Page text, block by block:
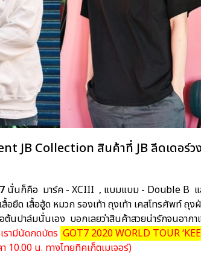
JB Collection สินค้าที่ JB ลีดเดอร์ว
นั่นก็คือ มาร์ค - XCIII , แบมแบม - Double B ️ แ
ยืด เสื้อฮู้ด หมวก รองเท้า ถุงเท้า เคสโทรศัพท์ ถุง
นปาล์มนั่นเอง บอกเลยว่าสินค้าสวยน่ารักจนอากา
รามีนัดกดบัตร GOT7 2020 WORLD TOUR
10.00 น. ทางไทยทิคเก็ตเมเจอร์)